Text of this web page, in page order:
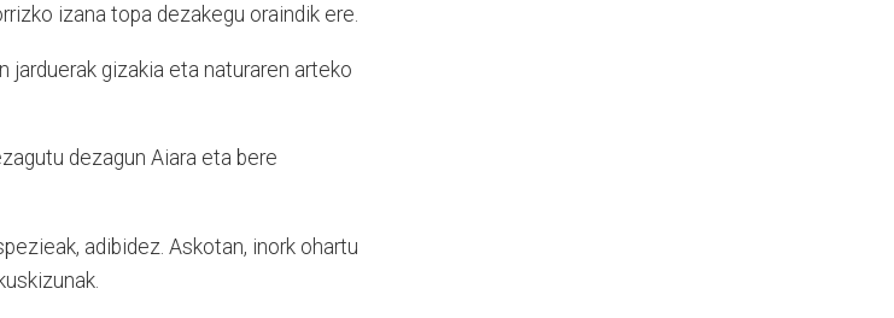
izana topa dezakegu oraindik ere.
jarduerak gizakia eta naturaren arteko
dezagun Aiara eta bere
adibidez. Askotan, inork ohartu